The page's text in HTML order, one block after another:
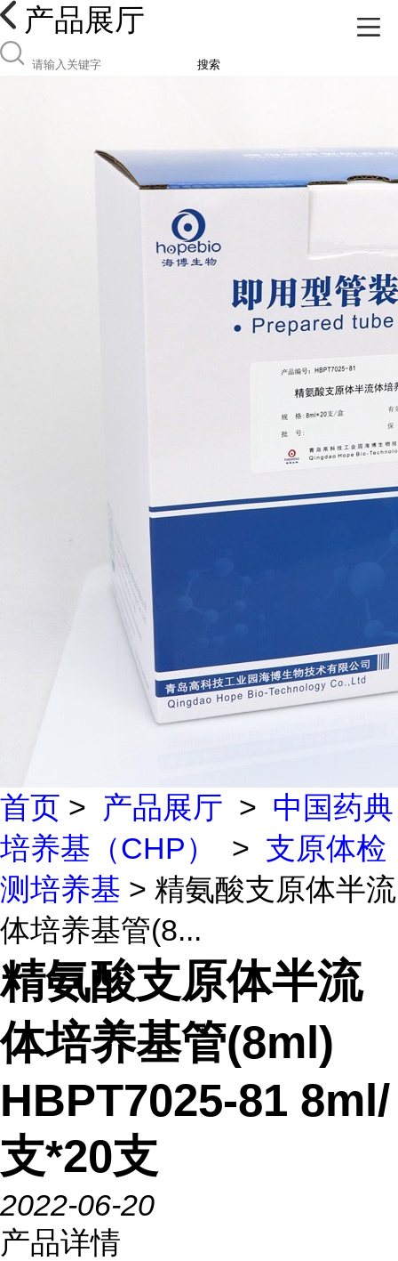
产品展厅
搜索
首页 > 产品展厅 > 中国药典
培养基（CHP）
> 支原体检
测培养基 > 精氨酸支原体半流
体培养基管(8...
精氨酸支原体半流
体培养基管(8ml)
HBPT7025-81 8ml/
支*20支
2022-06-20
产品详情